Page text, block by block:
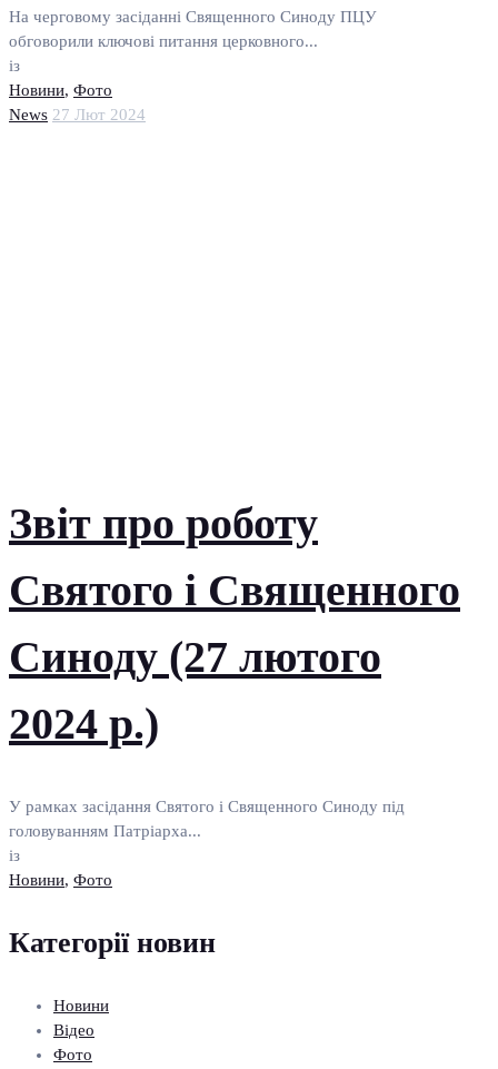
На черговому засіданні Священного Синоду ПЦУ
обговорили ключові питання церковного...
із
Новини, Фото
News 27 Лют 2024
Звіт про роботу
Святого і Священного
Синоду (27 лютого
2024 р.)
У рамках засідання Святого і Священного Синоду під
головуванням Патріарха...
із
Новини, Фото
Категорії новин
Новини
Відео
Фото